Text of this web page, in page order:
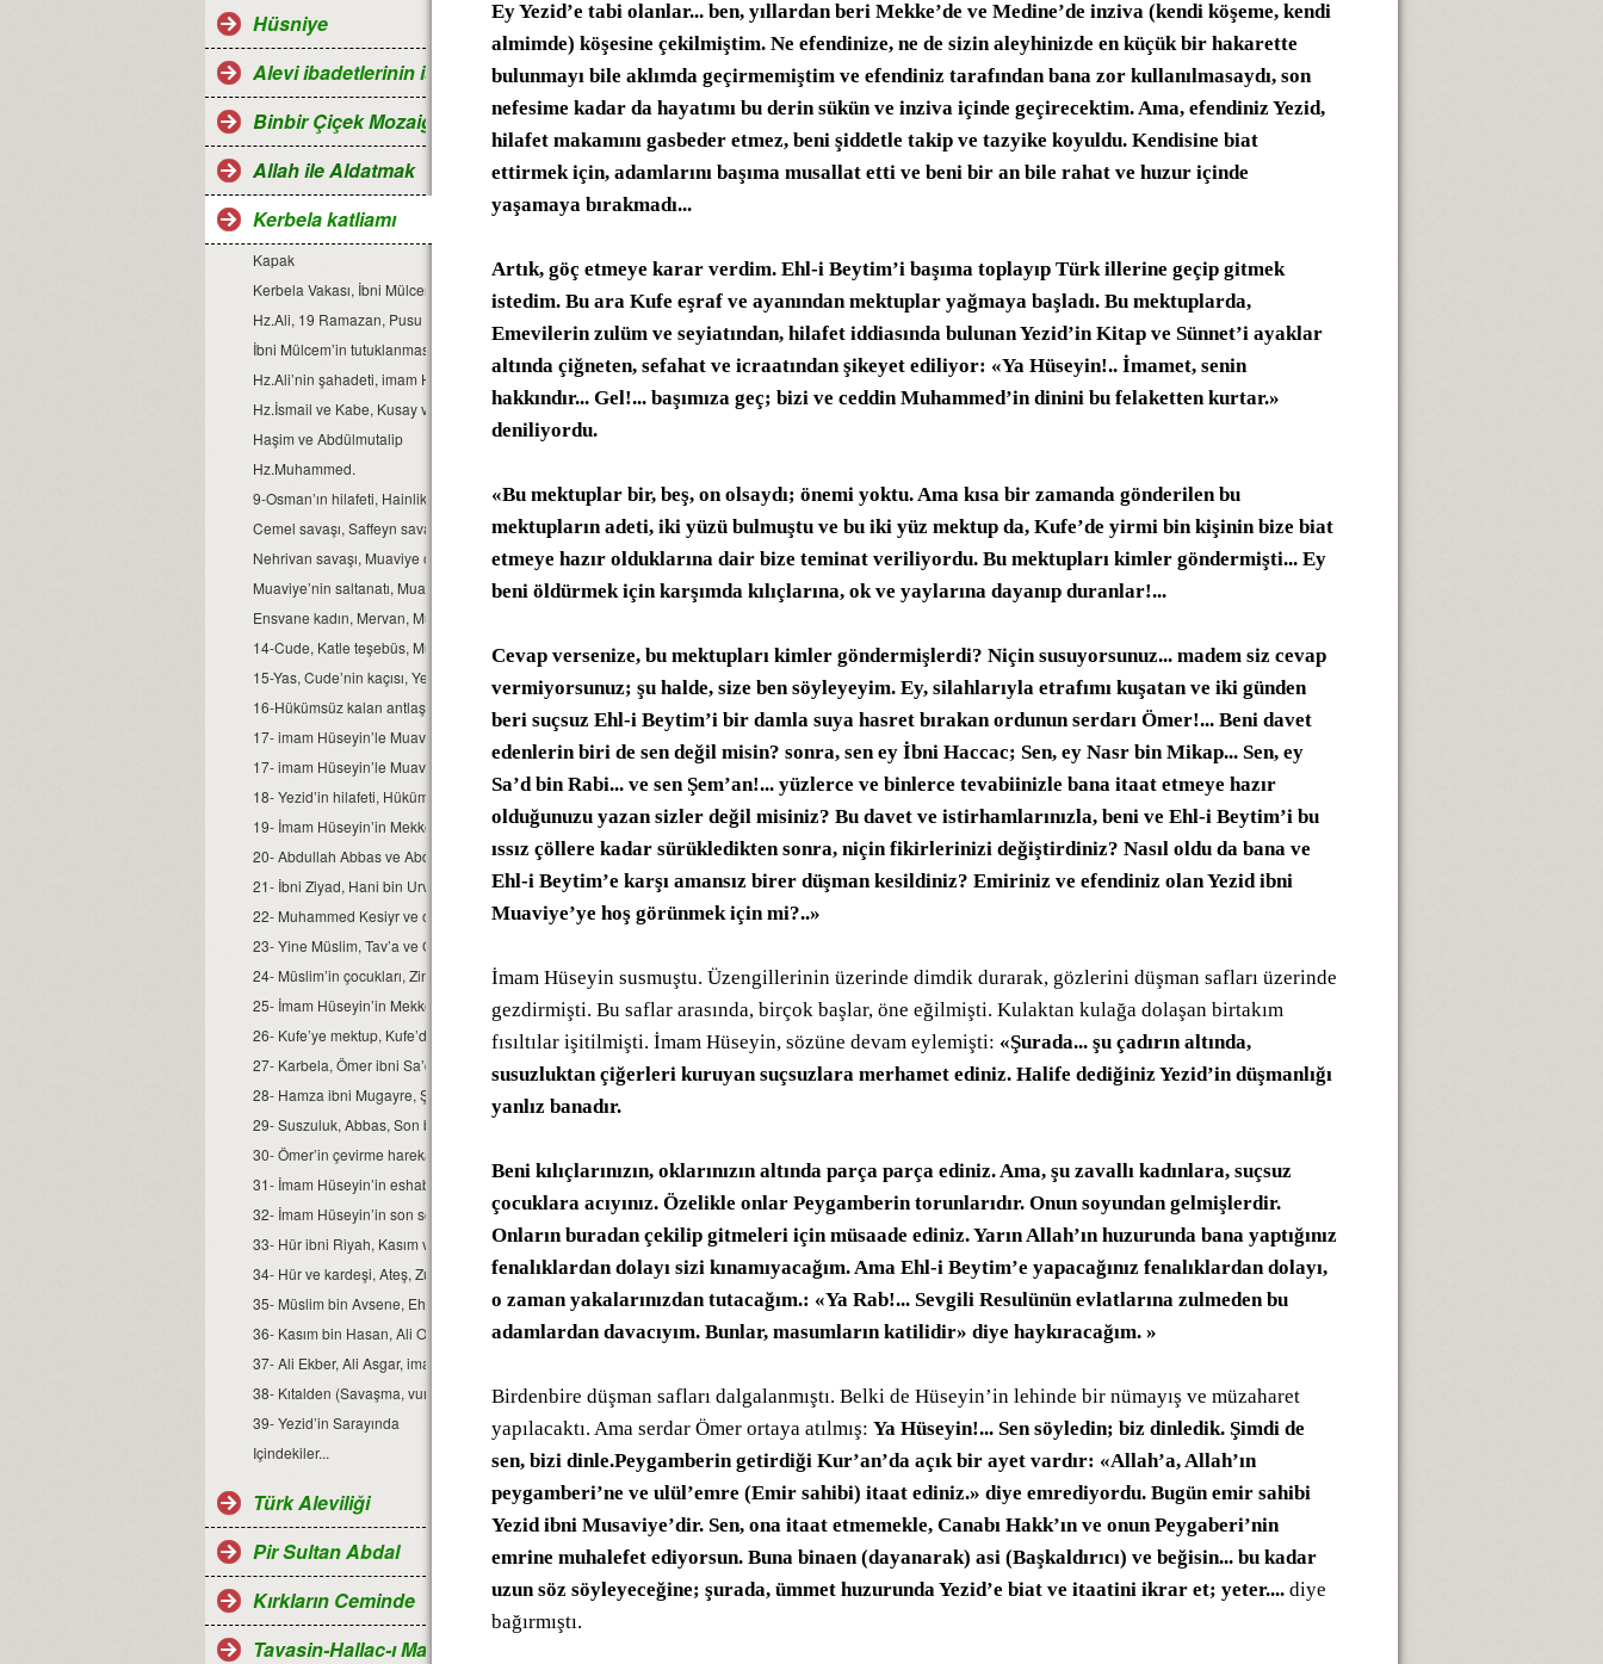
Hüsniye
Alevi ibadetlerinin islamdaki yeri
Binbir Çiçek Mozaiği Alevilik
Allah ile Aldatmak
Kerbela katliamı
Kapak
Kerbela Vakası, İbni Mülcem, Verdan ve Şebib
Hz.Ali, 19 Ramazan, Pusu
İbni Mülcem’in tutuklanması, Muaviye, Amr İbni As
Hz.Ali’nin şahadeti, imam Hasan’a biat, İhtirasın nedenleri
Hz.İsmail ve Kabe, Kusay ve Mekke, İlk Anlaşmazlıklar
Haşim ve Abdülmutalip
Hz.Muhammed.
9-Osman’ın hilafeti, Hainlik, Ölüm
Cemel savaşı, Saffeyn savaşı, Muaviye’nin hilesi, Mütareke
Nehrivan savaşı, Muaviye ordusu, Muaviye’nin başarısı
Muaviye’nin saltanatı, Muaviye’nin hayatı, Yezid’in kişiliği
Ensvane kadın, Mervan, Muaviye’nin cinayet ortakları, Korkunç teklif
14-Cude, Katle teşebüs, Muaviye’nin zehri, Zeynep’in şüphesi, Son zehir
15-Yas, Cude’nin kaçısı, Yeni İhtiraslar, Muaviye’nin hilesi
16-Hükümsüz kalan antlaşma, Emevilerin endişeleri, Ayşe ve Muaviye
17- imam Hüseyin’le Muaviye, Üç teklif, Muaviye’nin son günleri, Muaviye’in vesiyeti 600
17- imam Hüseyin’le Muaviye, Üç teklif, Muaviye’nin son günleri, Muaviye’in vesiyeti
18- Yezid’in hilafeti, Hükümet konağında, Velid’in muamelesi
19- İmam Hüseyin’in Mekke’ye göçü, Kufelilerin müracaatları
20- Abdullah Abbas ve Abdullah Ömer’in Başvurmaları, Müslim ibni Akiyl, Şam’da verilen karar
21- İbni Ziyad, Hani bin Urve, Hani’nin ölümü
22- Muhammed Kesiyr ve oğlu, Muhammed Kesiyr’in sonu
23- Yine Müslim, Tav’a ve Oğlu, Müslim’in sonu
24- Müslim’in çocukları, Zindancı Meşkür, Katil haris
25- İmam Hüseyin’in Mekke’den Kufe’ye gidişi, Fırtına
26- Kufe’ye mektup, Kufe’de, Kays, Hür ibni Riyah
27- Karbela, Ömer ibni Sa’d, Ömer’in akrabaları
28- Hamza ibni Mugayre, Şimr Zilcovşen
29- Suszuluk, Abbas, Son buluşma, Beni Esedi’ler
30- Ömer’in çevirme harekatı, Savunma tertibatı, Durmaz
31- İmam Hüseyin’in eshabına teklifi, Aşura
32- İmam Hüseyin’in son sözleri, İki tarafın kuvvetleri
33- Hür ibni Riyah, Kasım ve Fatıma
34- Hür ve kardeşi, Ateş, Zuheyr ibni Kays
35- Müslim bin Avsene, Ehl-i Beyt mensupları
36- Kasım bin Hasan, Ali Oğulları, Abbas
37- Ali Ekber, Ali Asgar, imam Hüseyin’in şahadeti
38- Kıtalden (Savaşma, vuruşma) sonra
39- Yezid’in Sarayında
Içindekiler...
Türk Aleviliği
Pir Sultan Abdal
Kırkların Ceminde
Tavasin-Hallac-ı Mansur
Ey Yezid’e tabi olanlar... ben, yıllardan beri Mekke’de ve Medine’de inziva (kendi köşeme, kendi
almimde) köşesine çekilmiştim. Ne efendinize, ne de sizin aleyhinizde en küçük bir hakarette
bulunmayı bile aklımda geçirmemiştim ve efendiniz tarafından bana zor kullanılmasaydı, son
nefesime kadar da hayatımı bu derin sükün ve inziva içinde geçirecektim. Ama, efendiniz Yezid,
hilafet makamını gasbeder etmez, beni şiddetle takip ve tazyike koyuldu. Kendisine biat
ettirmek için, adamlarını başıma musallat etti ve beni bir an bile rahat ve huzur içinde
yaşamaya bırakmadı...
Artık, göç etmeye karar verdim. Ehl-i Beytim’i başıma toplayıp Türk illerine geçip gitmek
istedim. Bu ara Kufe eşraf ve ayanından mektuplar yağmaya başladı. Bu mektuplarda,
Emevilerin zulüm ve seyiatından, hilafet iddiasında bulunan Yezid’in Kitap ve Sünnet’i ayaklar
altında çiğneten, sefahat ve icraatından şikeyet ediliyor: «Ya Hüseyin!.. İmamet, senin
hakkındır... Gel!... başımıza geç; bizi ve ceddin Muhammed’in dinini bu felaketten kurtar.»
deniliyordu.
«Bu mektuplar bir, beş, on olsaydı; önemi yoktu. Ama kısa bir zamanda gönderilen bu
mektupların adeti, iki yüzü bulmuştu ve bu iki yüz mektup da, Kufe’de yirmi bin kişinin bize biat
etmeye hazır olduklarına dair bize teminat veriliyordu. Bu mektupları kimler göndermişti... Ey
beni öldürmek için karşımda kılıçlarına, ok ve yaylarına dayanıp duranlar!...
Cevap versenize, bu mektupları kimler göndermişlerdi? Niçin susuyorsunuz... madem siz cevap
vermiyorsunuz; şu halde, size ben söyleyeyim. Ey, silahlarıyla etrafımı kuşatan ve iki günden
beri suçsuz Ehl-i Beytim’i bir damla suya hasret bırakan ordunun serdarı Ömer!... Beni davet
edenlerin biri de sen değil misin? sonra, sen ey İbni Haccac; Sen, ey Nasr bin Mikap... Sen, ey
Sa’d bin Rabi... ve sen Şem’an!... yüzlerce ve binlerce tevabiinizle bana itaat etmeye hazır
olduğunuzu yazan sizler değil misiniz? Bu davet ve istirhamlarınızla, beni ve Ehl-i Beytim’i bu
ıssız çöllere kadar sürükledikten sonra, niçin fikirlerinizi değiştirdiniz? Nasıl oldu da bana ve
Ehl-i Beytim’e karşı amansız birer düşman kesildiniz? Emiriniz ve efendiniz olan Yezid ibni
Muaviye’ye hoş görünmek için mi?..»
İmam Hüseyin susmuştu. Üzengillerinin üzerinde dimdik durarak, gözlerini düşman safları üzerinde
gezdirmişti. Bu saflar arasında, birçok başlar, öne eğilmişti. Kulaktan kulağa dolaşan birtakım
fısıltılar işitilmişti. İmam Hüseyin, sözüne devam eylemişti: «Şurada... şu çadırın altında,
susuzluktan çiğerleri kuruyan suçsuzlara merhamet ediniz. Halife dediğiniz Yezid’in düşmanlığı
yanlız banadır.
Beni kılıçlarınızın, oklarınızın altında parça parça ediniz. Ama, şu zavallı kadınlara, suçsuz
çocuklara acıyınız. Özelikle onlar Peygamberin torunlarıdır. Onun soyundan gelmişlerdir.
Onların buradan çekilip gitmeleri için müsaade ediniz. Yarın Allah’ın huzurunda bana yaptığınız
fenalıklardan dolayı sizi kınamıyacağım. Ama Ehl-i Beytim’e yapacağınız fenalıklardan dolayı,
o zaman yakalarınızdan tutacağım.: «Ya Rab!... Sevgili Resulünün evlatlarına zulmeden bu
adamlardan davacıyım. Bunlar, masumların katilidir» diye haykıracağım. »
Birdenbire düşman safları dalgalanmıştı. Belki de Hüseyin’in lehinde bir nümayış ve müzaharet
yapılacaktı. Ama serdar Ömer ortaya atılmış: Ya Hüseyin!... Sen söyledin; biz dinledik. Şimdi de
sen, bizi dinle.Peygamberin getirdiği Kur’an’da açık bir ayet vardır: «Allah’a, Allah’ın
peygamberi’ne ve ulül’emre (Emir sahibi) itaat ediniz.» diye emrediyordu. Bugün emir sahibi
Yezid ibni Musaviye’dir. Sen, ona itaat etmemekle, Canabı Hakk’ın ve onun Peygaberi’nin
emrine muhalefet ediyorsun. Buna binaen (dayanarak) asi (Başkaldırıcı) ve beğisin... bu kadar
uzun söz söyleyeceğine; şurada, ümmet huzurunda Yezid’e biat ve itaatini ikrar et; yeter.... diye
bağırmıştı.